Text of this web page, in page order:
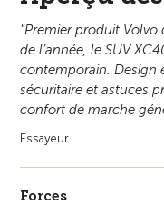
"Premier produit Volvo
de l’année, le SUV
contemporain. Design
sécuritaire et astuces
confort de marche
Essayeur
Forces